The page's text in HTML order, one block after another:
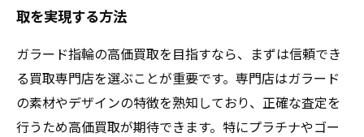
取を実現する方法
ガラード指輪の高価買取を目指すなら、まずは信頼でき
る買取専門店を選ぶことが重要です。専門店はガラード
の素材やデザインの特徴を熟知しており、正確な査定を
行うため高価買取が期待できます。特にプラチナやゴー